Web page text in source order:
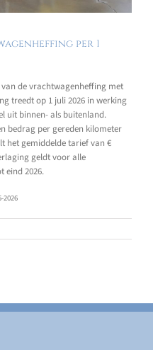
per 1
de vrachtwagenheffing met
treedt op 1 juli 2026 in werking
uit binnen- als buitenland.
bedrag per gereden kilometer
het gemiddelde tarief van €
geldt voor alle
eind 2026.
2026